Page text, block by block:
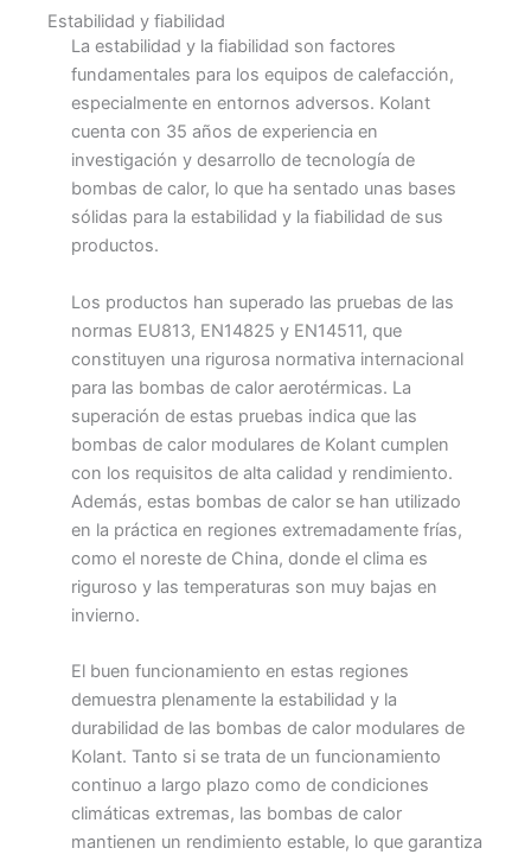
Estabilidad y fiabilidad
La estabilidad y la fiabilidad son factores
fundamentales para los equipos de calefacción,
especialmente en entornos adversos. Kolant
cuenta con 35 años de experiencia en
investigación y desarrollo de tecnología de
bombas de calor, lo que ha sentado unas bases
sólidas para la estabilidad y la fiabilidad de sus
productos.
Los productos han superado las pruebas de las
normas EU813, EN14825 y EN14511, que
constituyen una rigurosa normativa internacional
para las bombas de calor aerotérmicas. La
superación de estas pruebas indica que las
bombas de calor modulares de Kolant cumplen
con los requisitos de alta calidad y rendimiento.
Además, estas bombas de calor se han utilizado
en la práctica en regiones extremadamente frías,
como el noreste de China, donde el clima es
riguroso y las temperaturas son muy bajas en
invierno.
El buen funcionamiento en estas regiones
demuestra plenamente la estabilidad y la
durabilidad de las bombas de calor modulares de
Kolant. Tanto si se trata de un funcionamiento
continuo a largo plazo como de condiciones
climáticas extremas, las bombas de calor
mantienen un rendimiento estable, lo que garantiza